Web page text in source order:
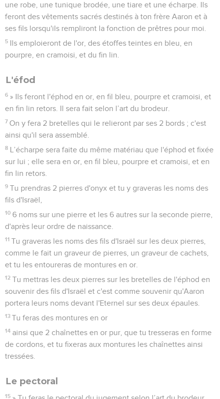
une robe, une tunique brodée, une tiare et une écharpe. Ils
feront des vêtements sacrés destinés à ton frère Aaron et à
ses fils lorsqu'ils rempliront la fonction de prêtres pour moi.
5 Ils emploieront de l'or, des étoffes teintes en bleu, en
pourpre, en cramoisi, et du fin lin.
L'éfod
6 » Ils feront l'éphod en or, en fil bleu, pourpre et cramoisi, et
en fin lin retors. Il sera fait selon l’art du brodeur.
7 On y fera 2 bretelles qui le relieront par ses 2 bords ; c'est
ainsi qu'il sera assemblé.
8 L’écharpe sera faite du même matériau que l'éphod et fixée
sur lui ; elle sera en or, en fil bleu, pourpre et cramoisi, et en
fin lin retors.
9 Tu prendras 2 pierres d'onyx et tu y graveras les noms des
fils d'Israël,
10 6 noms sur une pierre et les 6 autres sur la seconde pierre,
d'après leur ordre de naissance.
11 Tu graveras les noms des fils d'Israël sur les deux pierres,
comme le fait un graveur de pierres, un graveur de cachets,
et tu les entoureras de montures en or.
12 Tu mettras les deux pierres sur les bretelles de l'éphod en
souvenir des fils d'Israël et c'est comme souvenir qu'Aaron
portera leurs noms devant l'Eternel sur ses deux épaules.
13 Tu feras des montures en or
14 ainsi que 2 chaînettes en or pur, que tu tresseras en forme
de cordons, et tu fixeras aux montures les chaînettes ainsi
tressées.
Le pectoral
15